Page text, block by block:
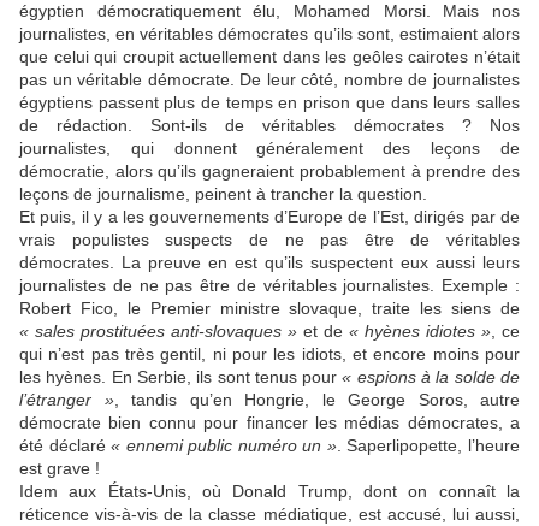
égyptien démocratiquement élu, Mohamed Morsi. Mais nos
journalistes, en véritables démocrates qu’ils sont, estimaient alors
que celui qui croupit actuellement dans les geôles cairotes n’était
pas un véritable démocrate. De leur côté, nombre de journalistes
égyptiens passent plus de temps en prison que dans leurs salles
de rédaction. Sont-ils de véritables démocrates ? Nos
journalistes, qui donnent généralement des leçons de
démocratie, alors qu’ils gagneraient probablement à prendre des
leçons de journalisme, peinent à trancher la question.
Et puis, il y a les gouvernements d’Europe de l’Est, dirigés par de
vrais populistes suspects de ne pas être de véritables
démocrates. La preuve en est qu’ils suspectent eux aussi leurs
journalistes de ne pas être de véritables journalistes. Exemple :
Robert Fico, le Premier ministre slovaque, traite les siens de
« sales prostituées anti-slovaques » et de « hyènes idiotes » , ce
qui n’est pas très gentil, ni pour les idiots, et encore moins pour
les hyènes. En Serbie, ils sont tenus pour« espions à la solde de
l’étranger », tandis qu’en Hongrie, le George Soros, autre
démocrate bien connu pour financer les médias démocrates, a
été déclaré« ennemi public numéro un ». Saperlipopette, l’heure
est grave !
Idem aux États-Unis, où Donald Trump, dont on connaît la
réticence vis-à-vis de la classe médiatique, est accusé, lui aussi,